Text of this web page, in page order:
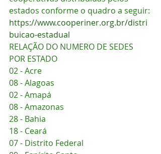
estados conforme o quadro a seguir:
https://www.cooperiner.org.br/distri
buicao-estadual
RELAÇÃO DO NUMERO DE SEDES
POR ESTADO
02 - Acre
08 - Alagoas
02 - Amapá
08 - Amazonas
28 - Bahia
18 - Ceará
07 - Distrito Federal